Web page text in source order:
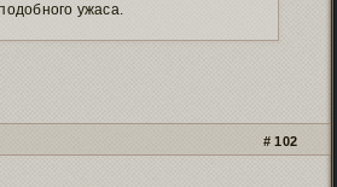
ужаса.
102